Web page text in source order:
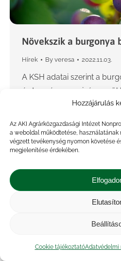
Hozzájárulás
Az AKI Agrárközgazdasági Intézet
a weboldal működtetése,
végzett tevékenység nyomon követése
megjelenítése érdekében.
Cookie tájékoztatóAdatvédelmi
Növekszik a burgonya
Hírek By veresa 2022.11.03.
A KSH adatai szerint a
és termésmennyisége
mutat. Az étkezési
és augusztus között az